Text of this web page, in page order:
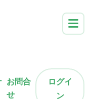
お問合
せ
ログイ
ン